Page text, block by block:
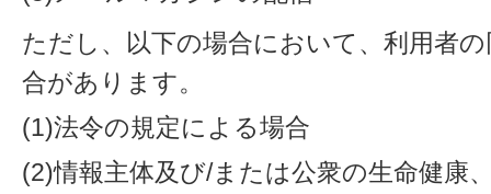
ただし、以下の場合において、利用者
合があります。
(1)法令の規定による場合
(2)情報主体及び/または公衆の生命健康